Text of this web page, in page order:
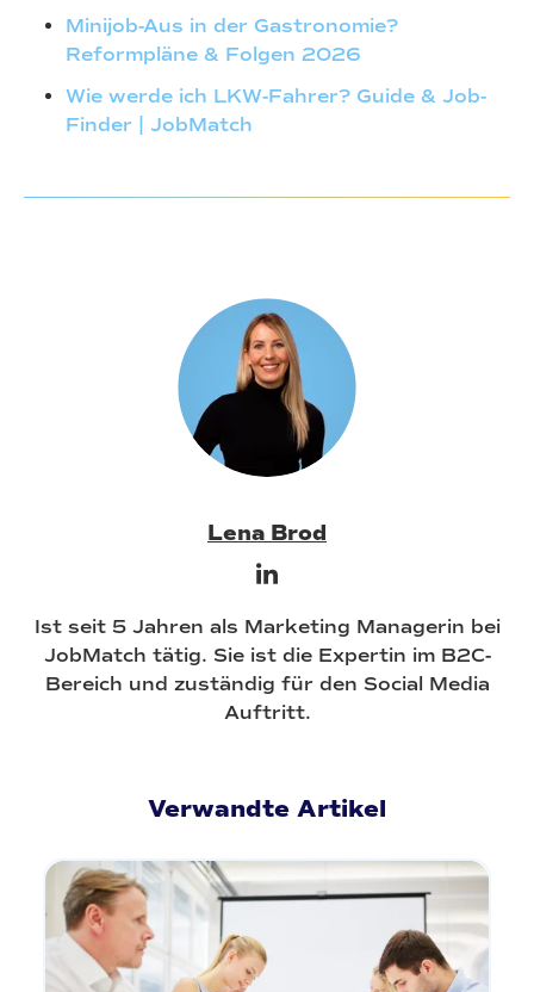
Minijob-Aus in der Gastronomie?
Reformpläne & Folgen 2026
Wie werde ich LKW-Fahrer? Guide & Job-
Finder | JobMatch
Lena Brod
Ist seit 5 Jahren als Marketing Managerin bei
JobMatch tätig. Sie ist die Expertin im B2C-
Bereich und zuständig für den Social Media
Auftritt.
Verwandte Artikel